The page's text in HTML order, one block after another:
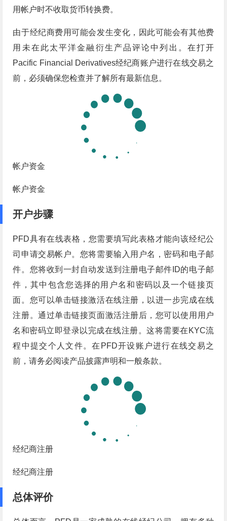
用帐户时不收取货币转换费。
由于经纪商费用可能会发生变化，因此可能会有其他费
用未在此太平洋金融衍生产品评论中列出。在打开
Pacific Financial Derivatives经纪商账户进行在线交易之
前，必须确保您检查并了解所有最新信息。
帐户资金
帐户资金
开户步骤
PFD具有在线表格，您需要填写此表格才能向该经纪公
司申请交易帐户。您将需要输入用户名，密码和电子邮
件。您将收到一封自动发送到注册电子邮件ID的电子邮
件，其中包含您选择的用户名和密码以及一个链接页
面。您可以单击链接激活在线注册，以进一步完成在线
注册。通过单击链接页面激活注册后，您可以使用用户
名和密码立即登录以完成在线注册。这将需要在KYC流
程中提交个人文件。在PFD开设账户进行在线交易之
前，请务必阅读产品披露声明和一般条款。
经纪商注册
经纪商注册
总体评价